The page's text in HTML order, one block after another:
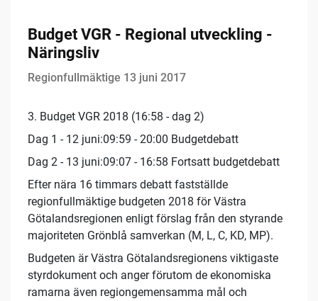
Budget VGR - Regional utveckling -
Näringsliv
Regionfullmäktige 13 juni 2017
3. Budget VGR 2018 (16:58 - dag 2)
Dag 1 - 12 juni:09:59 - 20:00 Budgetdebatt
Dag 2 - 13 juni:09:07 - 16:58 Fortsatt budgetdebatt
Efter nära 16 timmars debatt fastställde
regionfullmäktige budgeten 2018 för Västra
Götalandsregionen enligt förslag från den styrande
majoriteten Grönblå samverkan (M, L, C, KD, MP).
Budgeten är Västra Götalandsregionens viktigaste
styrdokument och anger förutom de ekonomiska
ramarna även regiongemensamma mål och